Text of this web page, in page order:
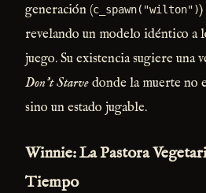
generación (c_spawn("wilton")
revelando un modelo idéntico a
juego. Su existencia sugiere una
Don’t Starvedonde la muerte no
sino un estado jugable.
Winnie: La Pastora
Tiempo